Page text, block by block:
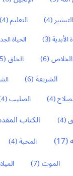
التبشير(4) التعليم(4)
الأبدية(3) الحياة
الخلاص(6) الخلق(5)
الشريعة(6)
(4) الصليب(4)
(4) الكتاب
(17) المحبة(4)
الموت(7)